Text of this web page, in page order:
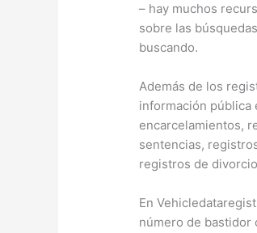
– hay muchos
sobre las
buscando.
Además de los
información pública
encarcelamientos,
sentencias,
registros de
En
número de bastidor